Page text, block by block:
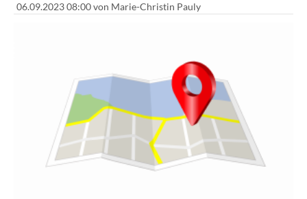
06.09.2023 08:00von Marie-Christin Pauly